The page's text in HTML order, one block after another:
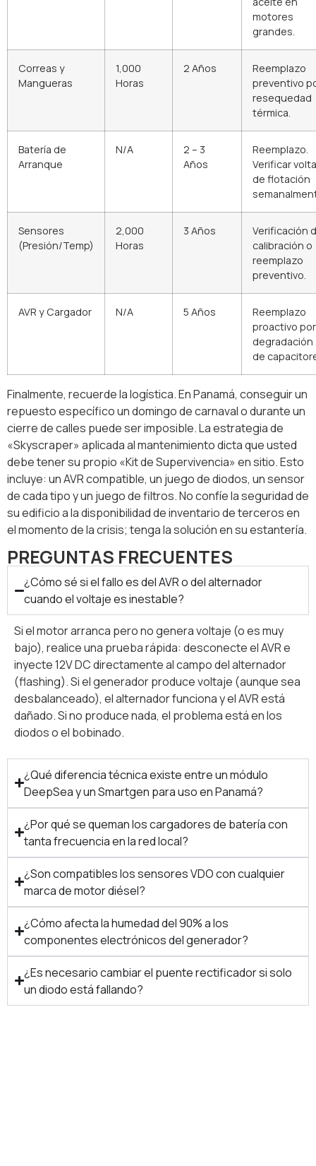
motores
grandes.
Correas y
Mangueras
1,000
Horas
2 Años
Reemplazo
preventivo
resequedad
térmica.
Batería de
Arranque
N/A
2 – 3
Años
Reemplazo.
Verificar
de flotación
Sensores
(Presión/Temp)
2,000
Horas
3 Años
Verificación
calibración o
reemplazo
preventivo.
AVR y Cargador N/A 5 Años
Reemplazo
proactivo por
degradación
de
Finalmente, recuerde la logística. En Panamá, conseguir un
repuesto específico un domingo de carnaval o durante un
cierre de calles puede ser imposible. La estrategia de
«Skyscraper» aplicada al mantenimiento dicta que usted
debe tener su propio «Kit de Supervivencia» en sitio. Esto
incluye: un AVR compatible, un juego de diodos, un sensor
de cada tipo y un juego de filtros. No confíe la seguridad de
su edificio a la disponibilidad de inventario de terceros en
el momento de la crisis; tenga la solución en su estantería.
PREGUNTAS FRECUENTES
¿Cómo sé si el fallo es del AVR o del alternador
cuando el voltaje es inestable?
Si el motor arranca pero no genera voltaje (o es muy
bajo), realice una prueba rápida: desconecte el AVR e
inyecte 12V DC directamente al campo del alternador
(flashing). Si el generador produce voltaje (aunque sea
desbalanceado), el alternador funciona y el AVR está
dañado. Si no produce nada, el problema está en los
diodos o el bobinado.
¿Qué diferencia técnica existe entre un módulo
DeepSea y un Smartgen para uso en Panamá?
¿Por qué se queman los cargadores de batería con
tanta frecuencia en la red local?
¿Son compatibles los sensores VDO con cualquier
marca de motor diésel?
¿Cómo afecta la humedad del 90% a los
componentes electrónicos del generador?
¿Es necesario cambiar el puente rectificador si solo
un diodo está fallando?